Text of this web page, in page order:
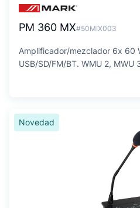
PM 360 MX#50MIX003
Amplificador/mezclador 6x 60
USB/SD/FM/BT. WMU 2,
Novedad